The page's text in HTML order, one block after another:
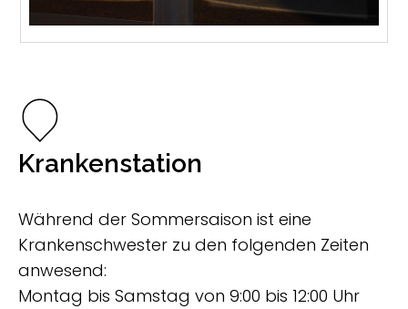
Krankenstation
Während der Sommersaison ist eine
Krankenschwester zu den folgenden Zeiten
anwesend:
Montag bis Samstag von 9:00 bis 12:00 Uhr